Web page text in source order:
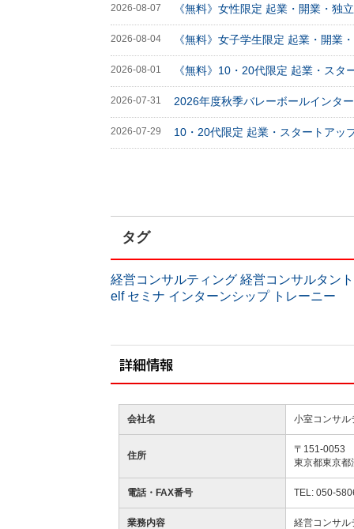
2026-08-07 《無料》女性限定 起業・開業・独
2026-08-04 《無料》女子学生限定 起業・開業
2026-08-01 《無料》10・20代限定 起業・ス
2026-07-31 2026年度秋季バレーボールインタ
2026-07-29 10・20代限定 起業・スタートアッ
タグ
経営コンサルティング 経営コンサルタント
elf セミナ インターンシップ トレーニー
会社名 小室コンサ
住所
〒151-0053
東京都東京都
電話・FAX番号 TEL: 050-
業務内容 経営コンサル